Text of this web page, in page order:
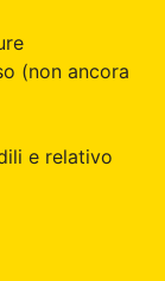
(non ancora
e relativo